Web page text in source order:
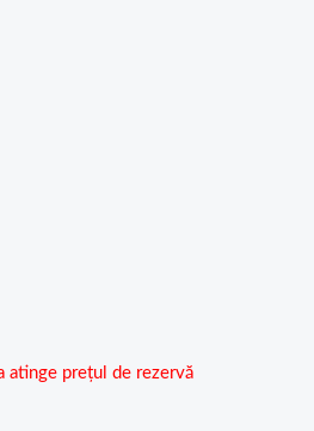
atinge prețul de rezervă